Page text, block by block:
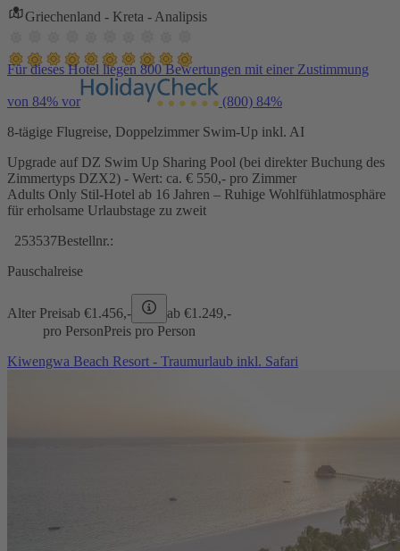
Griechenland - Kreta - Analipsis
Für dieses Hotel liegen 800 Bewertungen mit einer Zustimmung
von 84% vor (800) 84%
8-tägige Flugreise, Doppelzimmer Swim-Up inkl. AI
Upgrade auf DZ Swim Up Sharing Pool (bei direkter Buchung des
Zimmertyps DZX2) - Wert: ca. € 550,- pro Zimmer
Adults Only Stil-Hotel ab 16 Jahren – Ruhige Wohlfühlatmosphäre
für erholsame Urlaubstage zu zweit
253537Bestellnr.:
Pauschalreise
Alter Preisab €1.456,- ab €1.249,-
pro PersonPreis pro Person
Kiwengwa Beach Resort - Traumurlaub inkl. Safari